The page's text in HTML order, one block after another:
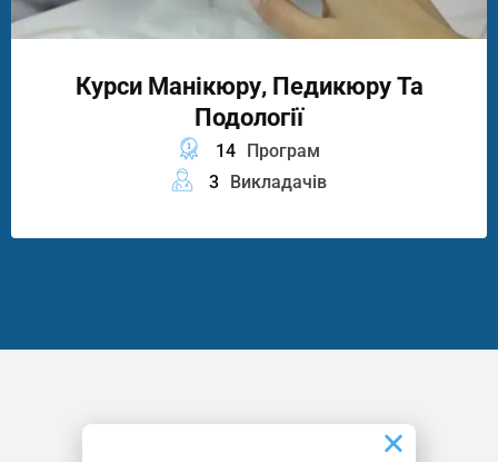
Курси Манікюру, Педикюру Та
Подології
14 Програм
3 Викладачів